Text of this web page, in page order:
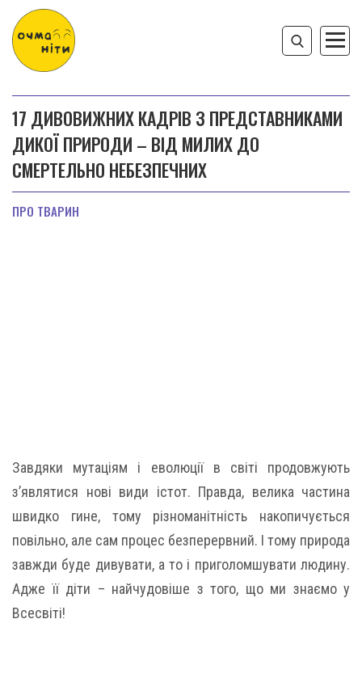
17 ДИВОВИЖНИХ КАДРІВ З ПРЕДСТАВНИКАМИ
ДИКОЇ ПРИРОДИ – ВІД МИЛИХ ДО
СМЕРТЕЛЬНО НЕБЕЗПЕЧНИХ
ПРО ТВАРИН
Завдяки мутаціям і еволюції в світі продовжують
з’являтися нові види істот. Правда, велика частина
швидко гине, тому різноманітність накопичується
повільно, але сам процес безперервний. І тому природа
завжди буде дивувати, а то і приголомшувати людину.
Адже її діти – найчудовіше з того, що ми знаємо у
Всесвіті!